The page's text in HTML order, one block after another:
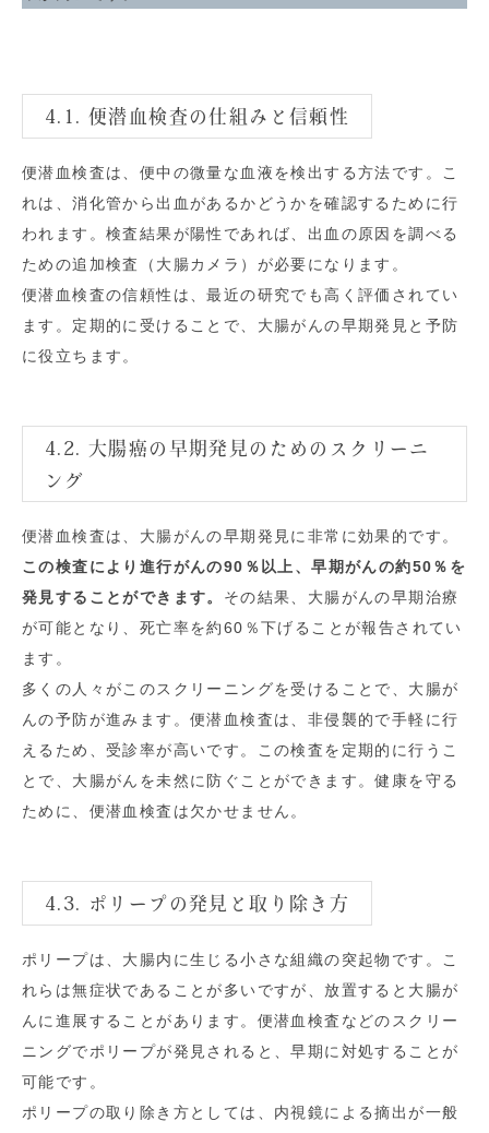
4.1. 便潜血検査の仕組みと信頼性
便潜血検査は、便中の微量な血液を検出する方法です。こ
れは、消化管から出血があるかどうかを確認するために行
われます。検査結果が陽性であれば、出血の原因を調べる
ための追加検査（大腸カメラ）が必要になります。
便潜血検査の信頼性は、最近の研究でも高く評価されてい
ます。定期的に受けることで、大腸がんの早期発見と予防
に役立ちます。
4.2. 大腸癌の早期発見のためのスクリーニ
ング
便潜血検査は、大腸がんの早期発見に非常に効果的です。
この検査により進行がんの90％以上、早期がんの約50％を
発見することができます。 その結果、大腸がんの早期治療
が可能となり、死亡率を約60％下げることが報告されてい
ます。
多くの人々がこのスクリーニングを受けることで、大腸が
んの予防が進みます。便潜血検査は、非侵襲的で手軽に行
えるため、受診率が高いです。この検査を定期的に行うこ
とで、大腸がんを未然に防ぐことができます。健康を守る
ために、便潜血検査は欠かせません。
4.3. ポリープの発見と取り除き方
ポリープは、大腸内に生じる小さな組織の突起物です。こ
れらは無症状であることが多いですが、放置すると大腸が
んに進展することがあります。便潜血検査などのスクリー
ニングでポリープが発見されると、早期に対処することが
可能です。
ポリープの取り除き方としては、内視鏡による摘出が一般